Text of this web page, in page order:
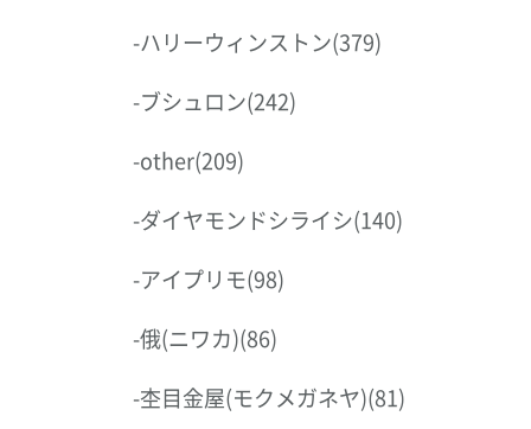
-ハリーウィンストン(379)
-ブシュロン(242)
-other(209)
-ダイヤモンドシライシ(140)
-アイプリモ(98)
-俄(ニワカ)(86)
-杢目金屋(モクメガネヤ)(81)